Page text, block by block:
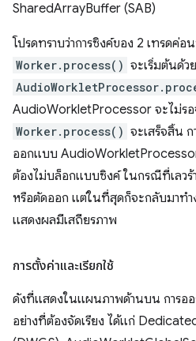
SharedArrayBuffer (SAB)
โปรดทราบว่าการซิงค์ของ 2 เทรดค่อ
Worker.process() จะเริ่มต้นด้ว
AudioWorkletProcessor จะไม่รอ
Worker.process() จะเสร็จสิ้น ก
ออกแบบ
ต้องไม่บล็อกแบบซิงค์ ในกรณีที่เลวร้
หรือตัดออก แต่ในที่สุดก็จะกลับมาทำ
แสดงผลมีเสถียรภาพ
การตั้งค่าและเรียกใช้
ดังที่แสดงในแผนภาพด้านบน การอ
อย่างที่ต้องจัดเรียง ได้แก่